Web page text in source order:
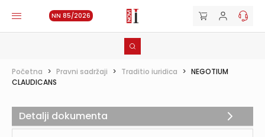
NN 85/2026
Početna > Pravni sadržaji > Traditio iuridica > NEGOTIUM
CLAUDICANS
Detalji dokumenta